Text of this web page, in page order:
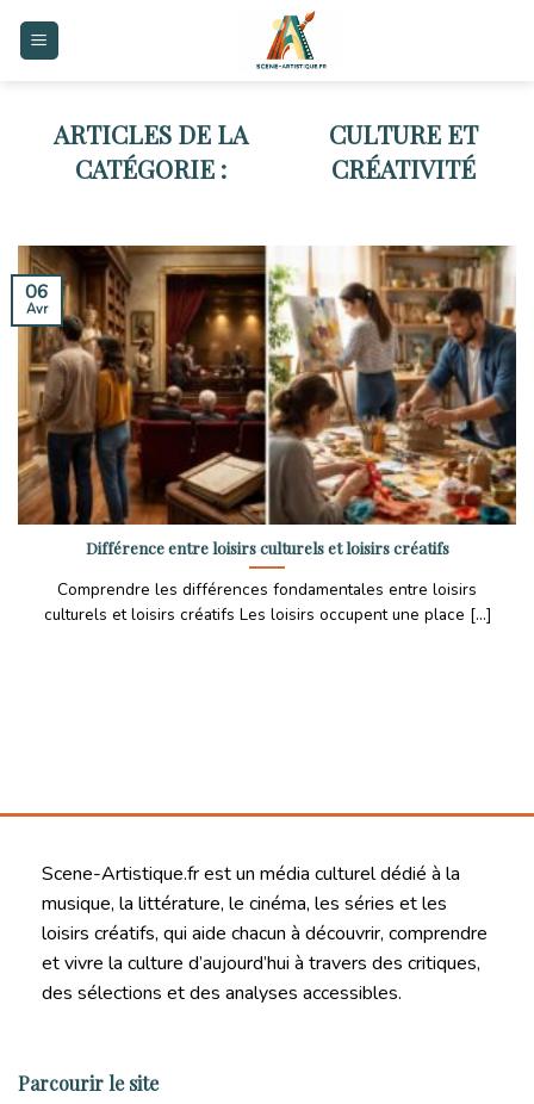
CULTURE ET
CRÉATIVITÉ
Différence entre loisirs culturels et loisirs créatifs
Comprendre les différences fondamentales entre loisirs
culturels et loisirs créatifs Les loisirs occupent une place [...]
06
Avr
Scene-Artistique.fr est un média culturel dédié à la
musique, la littérature, le cinéma, les séries et les
loisirs créatifs, qui aide chacun à découvrir, comprendre
et vivre la culture d’aujourd’hui à travers des critiques,
des sélections et des analyses accessibles.
Parcourir le site